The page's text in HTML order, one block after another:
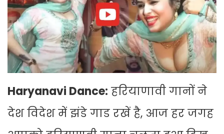
Haryanavi Dance: हरियाणावी गानों ने
देश विदेश में झंडे गाड रखें है, आज हर जगह